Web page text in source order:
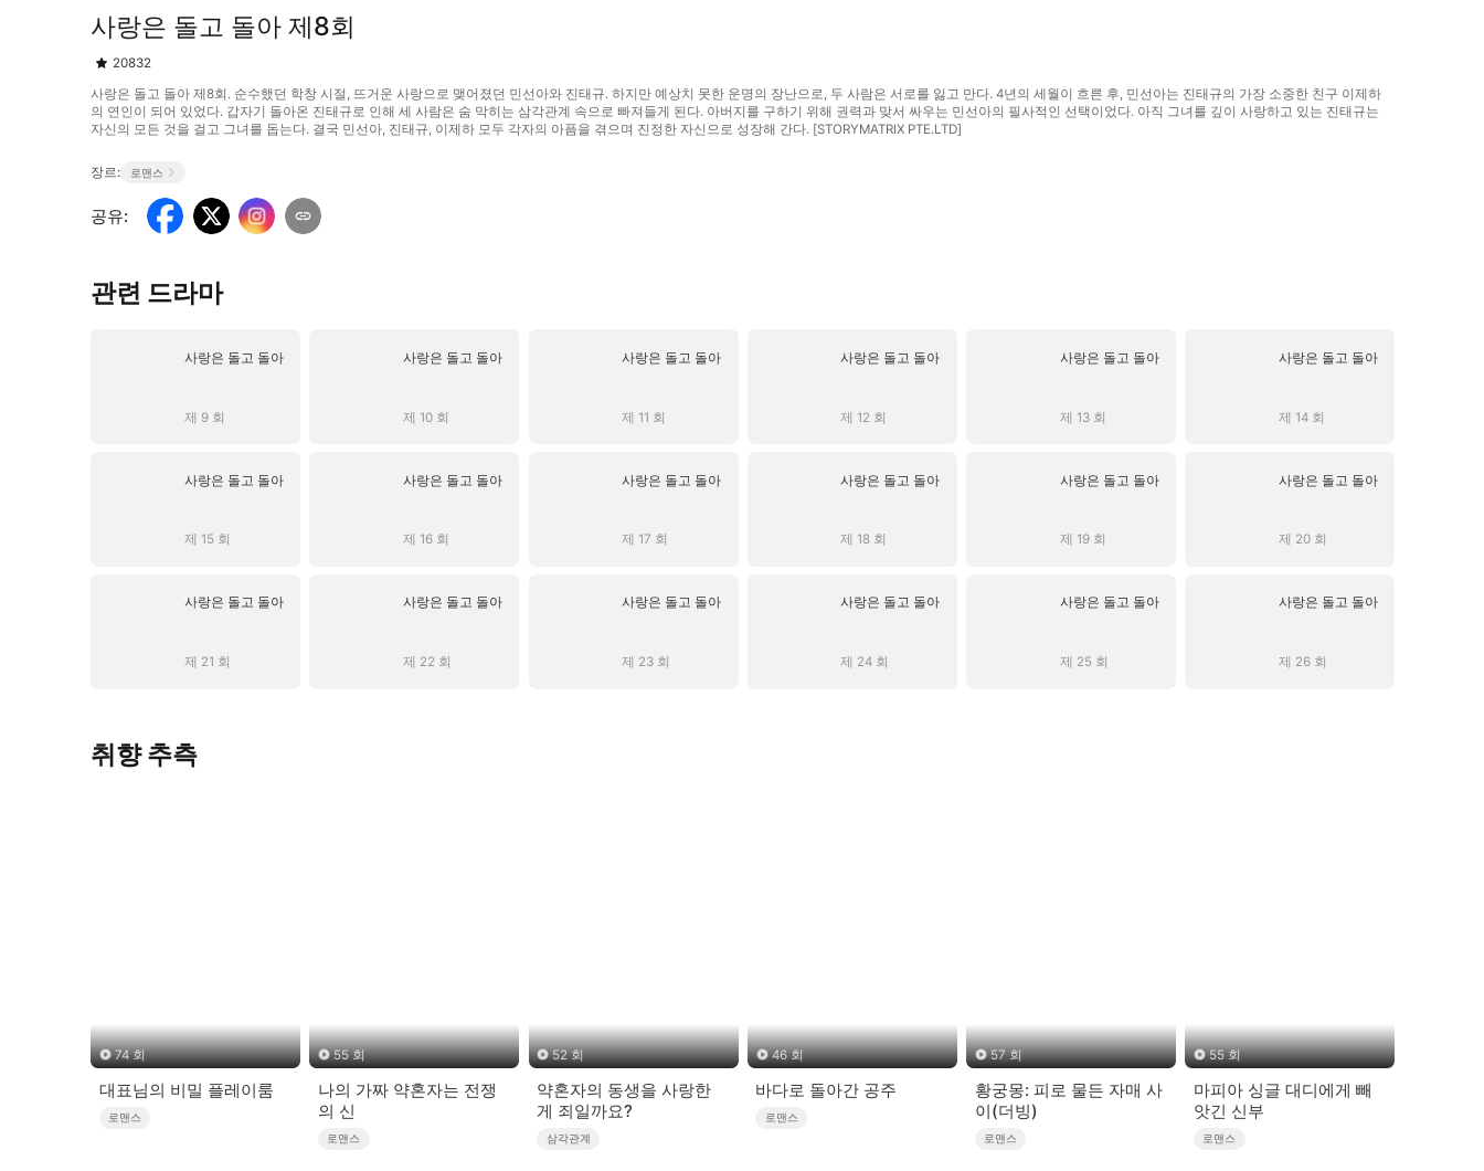
사랑은 돌고 돌아 제8회
20832
사랑은 돌고 돌아 제8회. 순수했던 학창 시절, 뜨거운 사랑으로 맺어졌던 민선아와 진태규. 하지만 예상치 못한 운명의 장난으로, 두 사람은 서로를 잃고 만다. 4년의 세월이 흐른 후, 민선아는 진태규의 가장 소중한 친구 이제하
의 연인이 되어 있었다. 갑자기 돌아온 진태규로 인해 세 사람은 숨 막히는 삼각관계 속으로 빠져들게 된다. 아버지를 구하기 위해 권력과 맞서 싸우는 민선아의 필사적인 선택이었다. 아직 그녀를 깊이 사랑하고 있는 진태규는
자신의 모든 것을 걸고 그녀를 돕는다. 결국 민선아, 진태규, 이제하 모두 각자의 아픔을 겪으며 진정한 자신으로 성장해 간다. [STORYMATRIX PTE.LTD]
장르: 로맨스
공유:
관련 드라마
사랑은 돌고 돌아
제 9 회
사랑은 돌고 돌아
제 10 회
사랑은 돌고 돌아
제 11 회
사랑은 돌고 돌아
제 12 회
사랑은 돌고 돌아
제 13 회
사랑은 돌고 돌아
제 14 회
사랑은 돌고 돌아
제 15 회
사랑은 돌고 돌아
제 16 회
사랑은 돌고 돌아
제 17 회
사랑은 돌고 돌아
제 18 회
사랑은 돌고 돌아
제 19 회
사랑은 돌고 돌아
제 20 회
사랑은 돌고 돌아
제 21 회
사랑은 돌고 돌아
제 22 회
사랑은 돌고 돌아
제 23 회
사랑은 돌고 돌아
제 24 회
사랑은 돌고 돌아
제 25 회
사랑은 돌고 돌아
제 26 회
취향 추측
74 회
대표님의 비밀 플레이룸
로맨스
55 회
나의 가짜 약혼자는 전쟁
의 신
로맨스
52 회
약혼자의 동생을 사랑한
게 죄일까요?
삼각관계
46 회
바다로 돌아간 공주
로맨스
57 회
황궁몽: 피로 물든 자매 사
이(더빙)
로맨스
55 회
마피아 싱글 대디에게 빼
앗긴 신부
로맨스